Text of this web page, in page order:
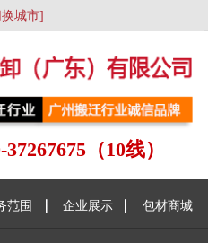
城市]
37267675（10线）
范围 企业展示 包材商城